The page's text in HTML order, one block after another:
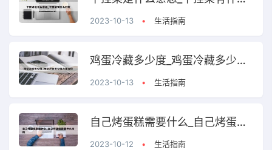
2023-10-13 • 生活指南
鸡蛋冷藏多少度_鸡蛋冷藏多少度合适保存
2023-10-13 • 生活指南
自己烤蛋糕需要什么_自己烤蛋糕需要什么材料
2023-10-12 • 生活指南